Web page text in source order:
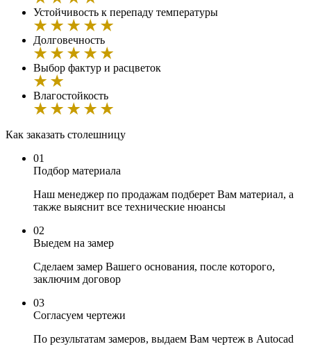
Устойчивость к перепаду температуры
Долговечность
Выбор фактур и расцветок
Влагостойкость
Как заказать cтолешницу
01
Подбор материала
Наш менеджер по продажам подберет Вам материал, а
также выяснит все технические нюансы
02
Выедем на замер
Сделаем замер Вашего основания, после которого,
заключим договор
03
Согласуем чертежи
По результатам замеров, выдаем Вам чертеж в Autocad